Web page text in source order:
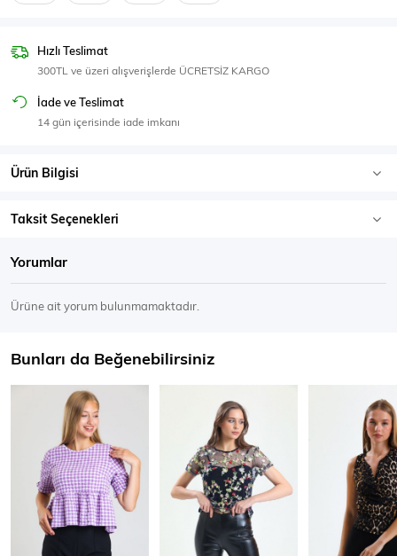
Eşofman Üstü
Hızlı Teslimat
300TL ve üzeri alışverişlerde ÜCRETSİZ KARGO
İade ve Teslimat
14 gün içerisinde iade imkanı
Ürün Bilgisi
Taksit Seçenekleri
Yorumlar
Ürüne ait yorum bulunmamaktadır.
Bunları da Beğenebilirsiniz